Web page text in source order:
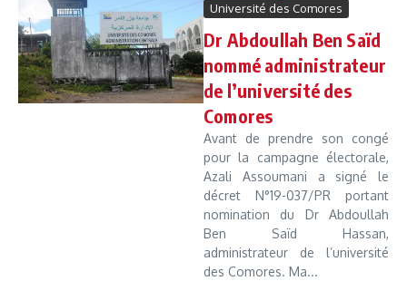
Université des Comores
Dr Abdoullah Ben Saïd
nommé administrateur
de l’université des
Comores
Avant de prendre son congé
pour la campagne électorale,
Azali Assoumani a signé le
décret N°19-037/PR portant
nomination du Dr Abdoullah
Ben Saïd Hassan,
administrateur de l’université
des Comores. Ma...